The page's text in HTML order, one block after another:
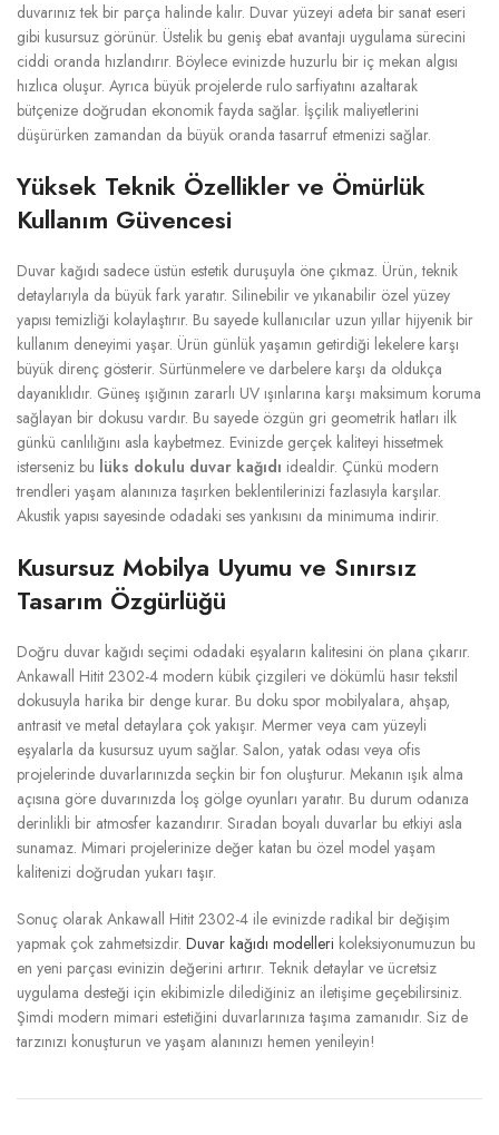
duvarınız tek bir parça halinde kalır. Duvar yüzeyi adeta bir sanat eseri
gibi kusursuz görünür. Üstelik bu geniş ebat avantajı uygulama sürecini
ciddi oranda hızlandırır. Böylece evinizde huzurlu bir iç mekan algısı
hızlıca oluşur. Ayrıca büyük projelerde rulo sarfiyatını azaltarak
bütçenize doğrudan ekonomik fayda sağlar. İşçilik maliyetlerini
düşürürken zamandan da büyük oranda tasarruf etmenizi sağlar.
Yüksek Teknik Özellikler ve Ömürlük
Kullanım Güvencesi
Duvar kağıdı sadece üstün estetik duruşuyla öne çıkmaz. Ürün, teknik
detaylarıyla da büyük fark yaratır. Silinebilir ve yıkanabilir özel yüzey
yapısı temizliği kolaylaştırır. Bu sayede kullanıcılar uzun yıllar hijyenik bir
kullanım deneyimi yaşar. Ürün günlük yaşamın getirdiği lekelere karşı
büyük direnç gösterir. Sürtünmelere ve darbelere karşı da oldukça
dayanıklıdır. Güneş ışığının zararlı UV ışınlarına karşı maksimum koruma
sağlayan bir dokusu vardır. Bu sayede özgün gri geometrik hatları ilk
günkü canlılığını asla kaybetmez. Evinizde gerçek kaliteyi hissetmek
isterseniz bu lüks dokulu duvar kağıdı idealdir. Çünkü modern
trendleri yaşam alanınıza taşırken beklentilerinizi fazlasıyla karşılar.
Akustik yapısı sayesinde odadaki ses yankısını da minimuma indirir.
Kusursuz Mobilya Uyumu ve Sınırsız
Tasarım Özgürlüğü
Doğru duvar kağıdı seçimi odadaki eşyaların kalitesini ön plana çıkarır.
Ankawall Hitit 2302-4 modern kübik çizgileri ve dökümlü hasır tekstil
dokusuyla harika bir denge kurar. Bu doku spor mobilyalara, ahşap,
antrasit ve metal detaylara çok yakışır. Mermer veya cam yüzeyli
eşyalarla da kusursuz uyum sağlar. Salon, yatak odası veya ofis
projelerinde duvarlarınızda seçkin bir fon oluşturur. Mekanın ışık alma
açısına göre duvarınızda loş gölge oyunları yaratır. Bu durum odanıza
derinlikli bir atmosfer kazandırır. Sıradan boyalı duvarlar bu etkiyi asla
sunamaz. Mimari projelerinize değer katan bu özel model yaşam
kalitenizi doğrudan yukarı taşır.
Sonuç olarak Ankawall Hitit 2302-4 ile evinizde radikal bir değişim
yapmak çok zahmetsizdir. Duvar kağıdı modelleri koleksiyonumuzun bu
en yeni parçası evinizin değerini artırır. Teknik detaylar ve ücretsiz
uygulama desteği için ekibimizle dilediğiniz an iletişime geçebilirsiniz.
Şimdi modern mimari estetiğini duvarlarınıza taşıma zamanıdır. Siz de
tarzınızı konuşturun ve yaşam alanınızı hemen yenileyin!